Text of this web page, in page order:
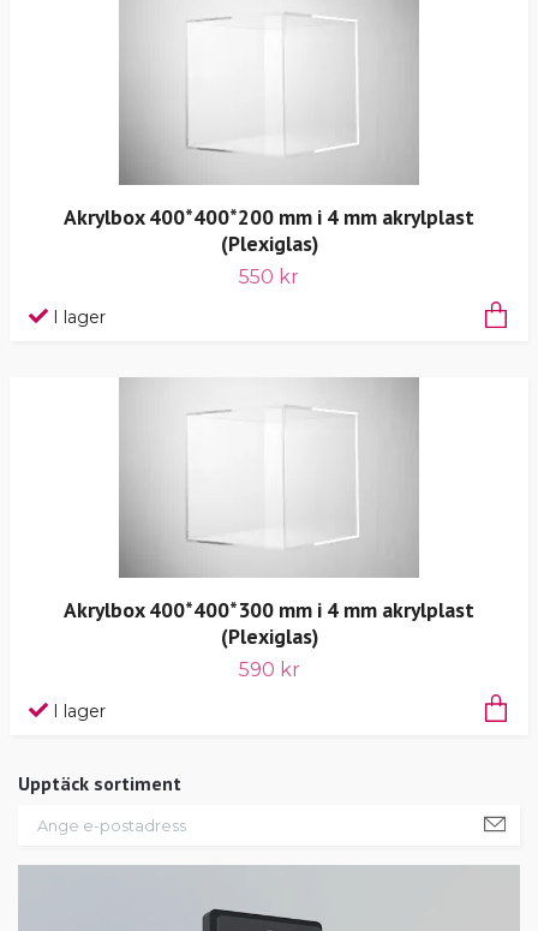
Upptäck sortiment
Akrylbox 400*400*200 mm i 4 mm akrylplast
(Plexiglas)
550 kr
I lager
Akrylbox 400*400*300 mm i 4 mm akrylplast
(Plexiglas)
590 kr
I lager